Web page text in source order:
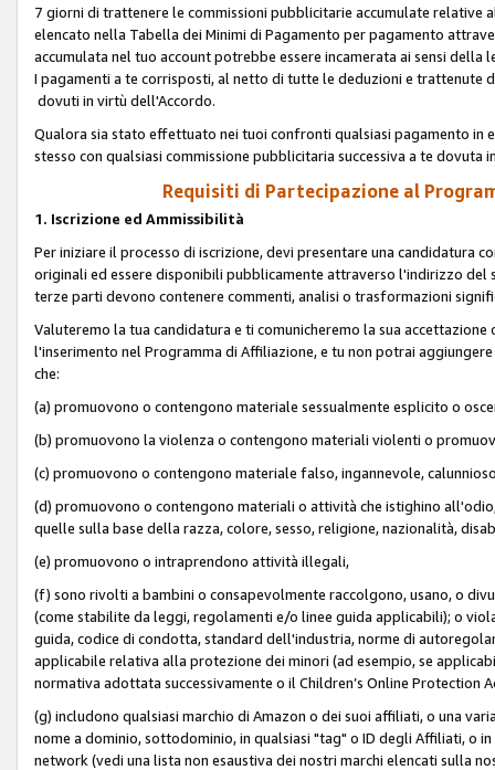
7 giorni di trattenere le commissioni pubblicitarie accumulate
elencato nella Tabella dei Minimi di Pagamento per pagamento
accumulata nel tuo account potrebbe essere incamerata ai sensi
I pagamenti a te corrisposti, al netto di tutte le deduzioni e trattenute
dovuti in virtù dell'Accordo.
Qualora sia stato effettuato nei tuoi confronti qualsiasi pagamento in
stesso con qualsiasi commissione pubblicitaria successiva a te dovuta
Requisiti di Partecipazione al
1. Iscrizione ed Ammissibilità
Per iniziare il processo di iscrizione, devi presentare una candidatura
originali ed essere disponibili pubblicamente attraverso l'indirizzo
terze parti devono contenere commenti, analisi o trasformazioni
Valuteremo la tua candidatura e ti comunicheremo la sua
l'inserimento nel Programma di Affiliazione, e tu non potrai
che:
(a) promuovono o contengono materiale sessualmente esplicito o
(b) promuovono la violenza o contengono materiali violenti o
(c) promuovono o contengono materiale falso, ingannevole,
(d) promuovono o contengono materiali o attività che istighino
quelle sulla base della razza, colore, sesso, religione, nazionalità,
(e) promuovono o intraprendono attività illegali,
(f) sono rivolti a bambini o consapevolmente raccolgono, usano, o
(come stabilite da leggi, regolamenti e/o linee guida applicabili); o
guida, codice di condotta, standard dell'industria, norme di
applicabile relativa alla protezione dei minori (ad esempio, se
normativa adottata successivamente o il Children’s Online Protection
(g) includono qualsiasi marchio di Amazon o dei suoi affiliati, o una
nome a dominio, sottodominio, in qualsiasi "tag" o ID degli Affiliati, o
network (vedi una lista non esaustiva dei nostri marchi elencati sulla